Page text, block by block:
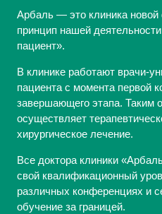
Арбаль — это клиника
принцип нашей
пациент».
В клинике работают врачи-
пациента с момента первой
завершающего этапа. Таким
осуществляет
хирургическое лечение.
Все доктора клиники
свой квалификационный
различных конференциях и
обучение за границей.